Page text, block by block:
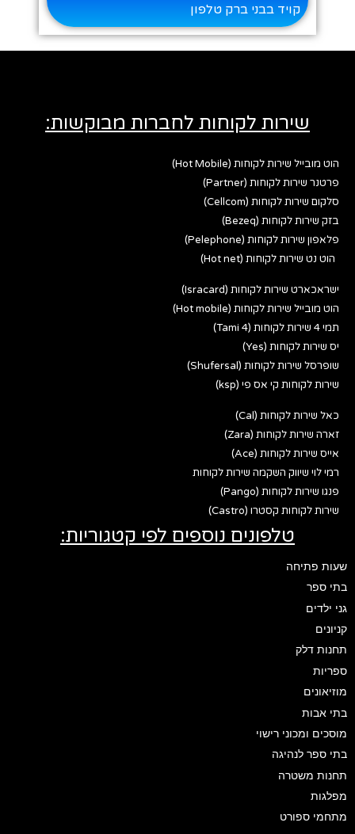
קויד בבני ברק טלפון
שירות לקוחות לחברות מבוקשות:
הוט מובייל שירות לקוחות (Hot Mobile)
פרטנר שירות לקוחות (Partner)
סלקום שירות לקוחות (Cellcom)
בזק שירות לקוחות (Bezeq)
פלאפון שירות לקוחות (Pelephone)
הוט נט שירות לקוחות (Hot net)
ישראכארט שירות לקוחות (Isracard)
הוט מובייל שירות לקוחות (Hot mobile)
תמי 4 שירות לקוחות (Tami 4)
יס שירות לקוחות (Yes)
שופרסל שירות לקוחות (Shufersal)
שירות לקוחות קי אס פי (ksp)
כאל שירות לקוחות (Cal)
זארה שירות לקוחות (Zara)
אייס שירות לקוחות (Ace)
רמי לוי שיווק השקמה שירות לקוחות
פנגו שירות לקוחות (Pango)
שירות לקוחות קסטרו (Castro)
טלפונים נוספים לפי קטגוריות:
שעות פתיחה
בתי ספר
גני ילדים
קניונים
תחנות דלק
ספריות
מוזיאונים
בתי אבות
מוסכים ומכוני רישוי
בתי ספר לנהיגה
תחנות משטרה
מפלגות
מתחמי ספורט